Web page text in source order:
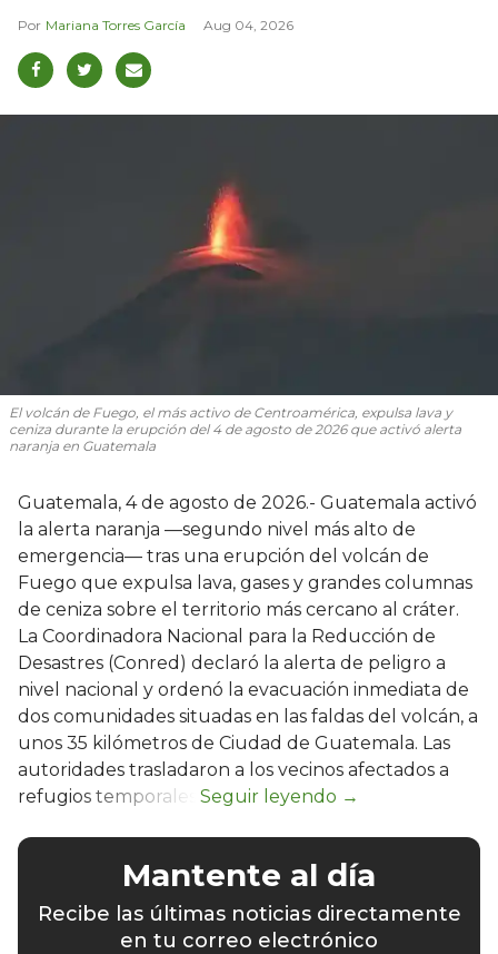
Mariana Torres García Aug 04, 2026
El volcán de Fuego, el más activo de Centroamérica, expulsa lava y
ceniza durante la erupción del 4 de agosto de 2026 que activó alerta
naranja en Guatemala
Guatemala, 4 de agosto de 2026.- Guatemala activó
la alerta naranja —segundo nivel más alto de
emergencia— tras una erupción del volcán de
Fuego que expulsa lava, gases y grandes columnas
de ceniza sobre el territorio más cercano al cráter.
La Coordinadora Nacional para la Reducción de
Desastres (Conred) declaró la alerta de peligro a
nivel nacional y ordenó la evacuación inmediata de
dos comunidades situadas en las faldas del volcán, a
unos 35 kilómetros de Ciudad de Guatemala. Las
autoridades trasladaron a los vecinos afectados a
refugios temporales.
Mantente al día
Recibe las últimas noticias directamente
en tu correo electrónico